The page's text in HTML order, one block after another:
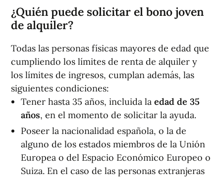
¿Quién puede solicitar el bono joven
de alquiler?
Todas las personas físicas mayores de edad que
cumpliendo los límites de renta de alquiler y
los límites de ingresos, cumplan además, las
siguientes condiciones:
Tener hasta 35 años, incluida la edad de 35
años, en el momento de solicitar la ayuda.
Poseer la nacionalidad española, o la de
alguno de los estados miembros de la Unión
Europea o del Espacio Económico Europeo o
Suiza. En el caso de las personas extranjeras